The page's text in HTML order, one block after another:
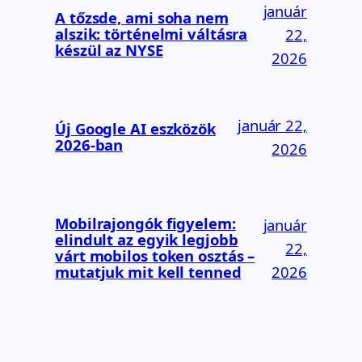
A tőzsde, ami soha nem
alszik: történelmi váltásra
készül az NYSE
január
22,
2026
Új Google AI eszközök
2026-ban
január 22,
2026
Mobilrajongók figyelem:
elindult az egyik legjobb
várt mobilos token osztás –
mutatjuk mit kell tenned
január
22,
2026